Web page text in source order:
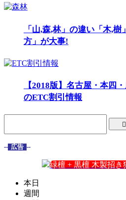
「山,森,林」の違い「木,
方」が大事!
【2018版】名古屋・本四
のETC割引情報
-- 広告 --
緑檀 + 黒檀 木製招き
本日
週間